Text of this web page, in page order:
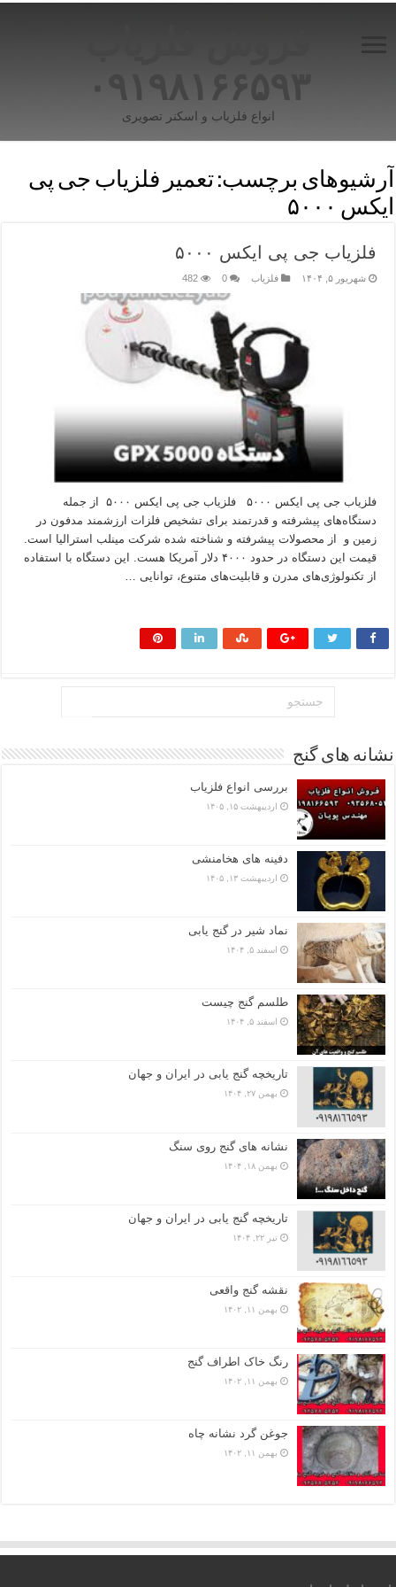
۰۹۱۹۸۱۶۶۵۹۳
انواع فلزیاب و اسکنر تصویری
آرشیوهای برچسب:تعمیر فلزیاب جی پی
ایکس ۵۰۰۰
فلزیاب جی پی ایکس ۵۰۰۰
شهریور ۵, ۱۴۰۴ فلزیاب 0
482
فلزیاب جی پی ایکس ۵۰۰۰ فلزیاب جی پی ایکس ۵۰۰۰ از جمله
دستگاه‌های پیشرفته و قدرتمند برای تشخیص فلزات ارزشمند مدفون در
زمین و از محصولات پیشرفته و شناخته شده شرکت مینلب استرالیا است.
قیمت این دستگاه در حدود ۴۰۰۰ دلار آمریکا هست. این دستگاه با استفاده
از تکنولوژی‌های مدرن و قابلیت‌های متنوع، توانایی …
نشانه های گنج
بررسی انواع فلزیاب
اردیبهشت ۱۵, ۱۴۰۵
دفینه های هخامنشی
اردیبهشت ۱۳, ۱۴۰۵
نماد شیر در گنج یابی
اسفند ۵, ۱۴۰۴
طلسم گنج چیست
اسفند ۵, ۱۴۰۴
تاریخچه گنج‌ یابی در ایران و جهان
بهمن ۲۷, ۱۴۰۴
نشانه های گنج روی سنگ
بهمن ۱۸, ۱۴۰۴
تاریخچه گنج‌ یابی در ایران و جهان
تیر ۲۲, ۱۴۰۴
نقشه گنج واقعی
بهمن ۱۱, ۱۴۰۲
رنگ خاک اطراف گنج
بهمن ۱۱, ۱۴۰۲
جوغن گرد نشانه چاه
بهمن ۱۱, ۱۴۰۲